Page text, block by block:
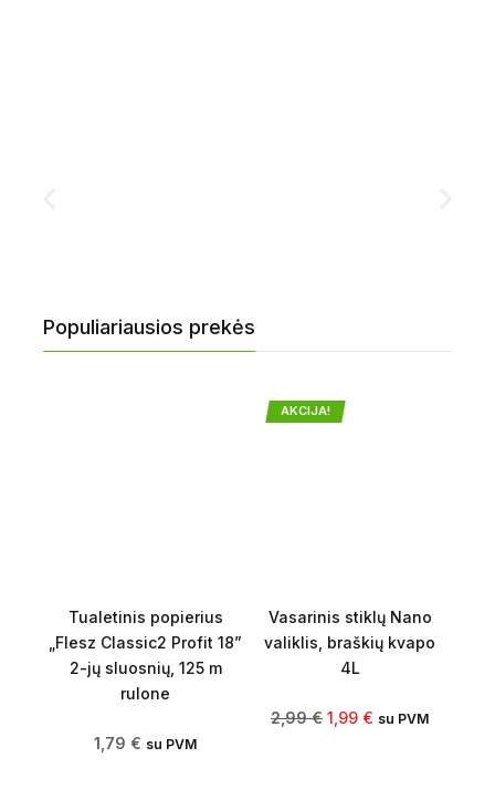
Populiariausios prekės
Tualetinis popierius
„Flesz Classic2 Profit 18”
2-jų sluosnių, 125 m
rulone
1,79 € su PVM
Vasarinis stiklų Nano
valiklis, braškių kvapo
4L
2,99€ 1,99 € su PVM
AKCIJA!